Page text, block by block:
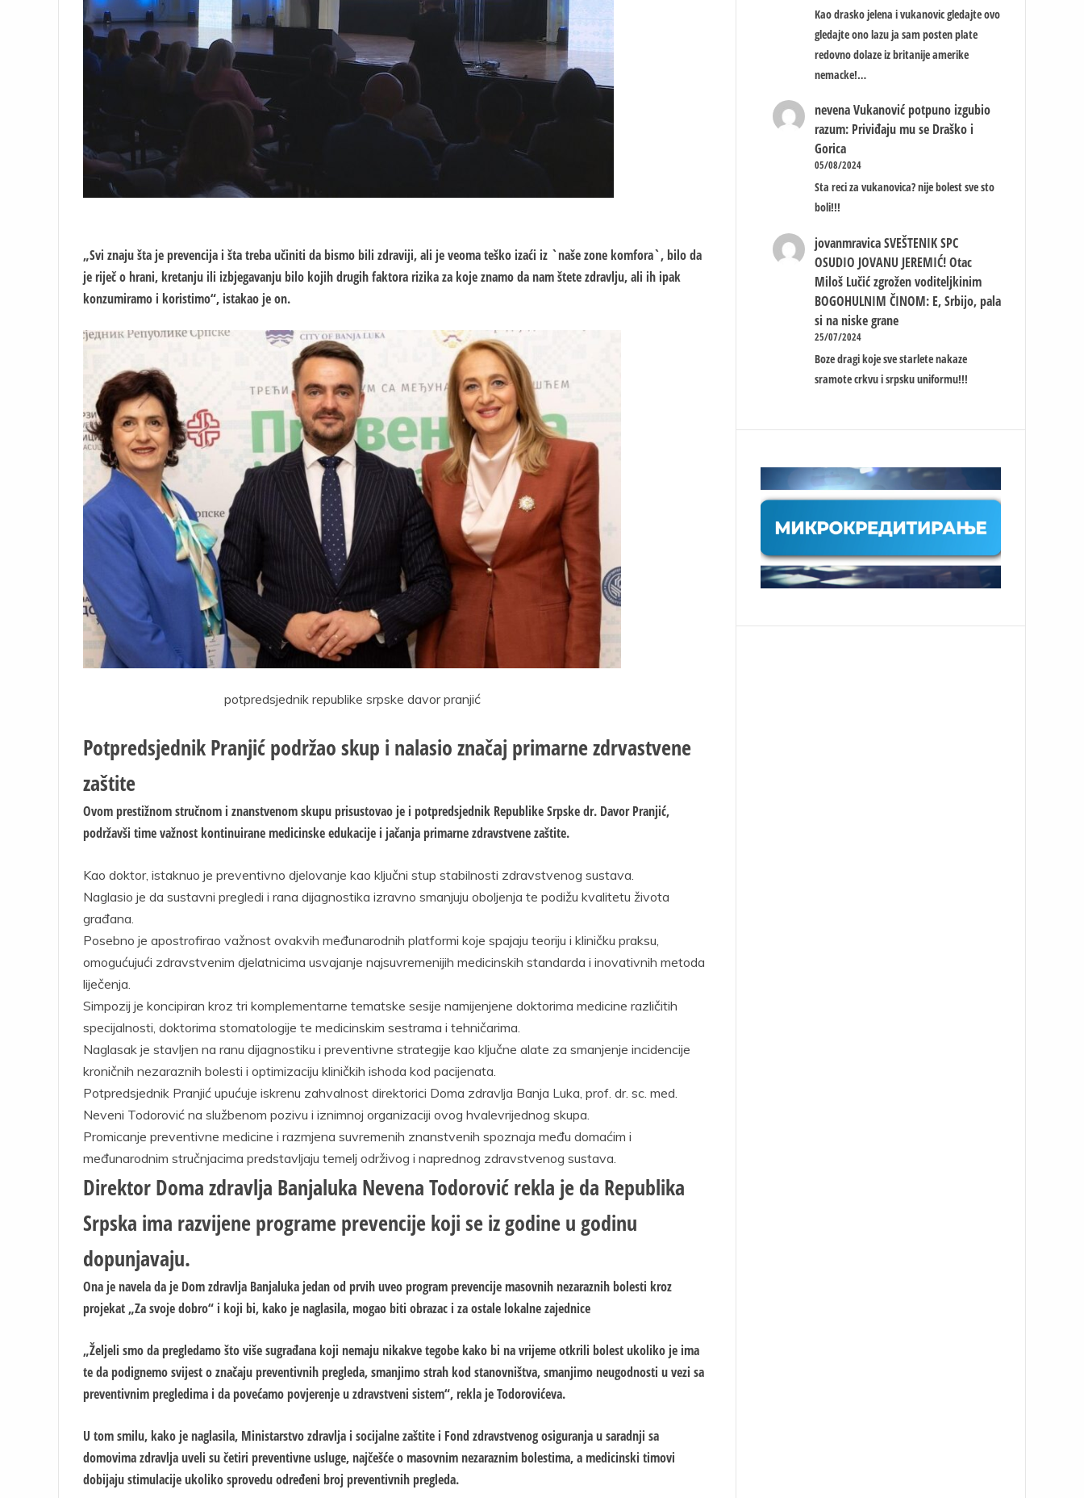
„Svi znaju šta je prevencija i šta treba učiniti da bismo bili zdraviji, ali je veoma teško izaći iz `naše zone komfora`, bilo da
je riječ o hrani, kretanju ili izbjegavanju bilo kojih drugih faktora rizika za koje znamo da nam štete zdravlju, ali ih ipak
konzumiramo i koristimo“, istakao je on.
potpredsjednik republike srpske davor pranjić
Potpredsjednik Pranjić podržao skup i nalasio značaj primarne zdrvastvene
zaštite
Ovom prestižnom stručnom i znanstvenom skupu prisustovao je i potpredsjednik Republike Srpske dr. Davor Pranjić,
podržavši time važnost kontinuirane medicinske edukacije i jačanja primarne zdravstvene zaštite.
Kao doktor, istaknuo je preventivno djelovanje kao ključni stup stabilnosti zdravstvenog sustava.
Naglasio je da sustavni pregledi i rana dijagnostika izravno smanjuju oboljenja te podižu kvalitetu života
građana.
Posebno je apostrofirao važnost ovakvih međunarodnih platformi koje spajaju teoriju i kliničku praksu,
omogućujući zdravstvenim djelatnicima usvajanje najsuvremenijih medicinskih standarda i inovativnih metoda
liječenja.
Simpozij je koncipiran kroz tri komplementarne tematske sesije namijenjene doktorima medicine različitih
specijalnosti, doktorima stomatologije te medicinskim sestrama i tehničarima.
Naglasak je stavljen na ranu dijagnostiku i preventivne strategije kao ključne alate za smanjenje incidencije
kroničnih nezaraznih bolesti i optimizaciju kliničkih ishoda kod pacijenata.
Potpredsjednik Pranjić upućuje iskrenu zahvalnost direktorici Doma zdravlja Banja Luka, prof. dr. sc. med.
Neveni Todorović na službenom pozivu i iznimnoj organizaciji ovog hvalevrijednog skupa.
Promicanje preventivne medicine i razmjena suvremenih znanstvenih spoznaja među domaćim i
međunarodnim stručnjacima predstavljaju temelj održivog i naprednog zdravstvenog sustava.
Direktor Doma zdravlja Banjaluka Nevena Todorović rekla je da Republika
Srpska ima razvijene programe prevencije koji se iz godine u godinu
dopunjavaju.
Ona je navela da je Dom zdravlja Banjaluka jedan od prvih uveo program prevencije masovnih nezaraznih bolesti kroz
projekat „Za svoje dobro“ i koji bi, kako je naglasila, mogao biti obrazac i za ostale lokalne zajednice
„Željeli smo da pregledamo što više sugrađana koji nemaju nikakve tegobe kako bi na vrijeme otkrili bolest ukoliko je ima
te da podignemo svijest o značaju preventivnih pregleda, smanjimo strah kod stanovništva, smanjimo neugodnosti u vezi sa
preventivnim pregledima i da povećamo povjerenje u zdravstveni sistem“, rekla je Todorovićeva.
U tom smilu, kako je naglasila, Ministarstvo zdravlja i socijalne zaštite i Fond zdravstvenog osiguranja u saradnji sa
domovima zdravlja uveli su četiri preventivne usluge, najčešće o masovnim nezaraznim bolestima, a medicinski timovi
dobijaju stimulacije ukoliko sprovedu određeni broj preventivnih pregleda.
Kao drasko jelena i vukanovic gledajte ovo
gledajte ono lazu ja sam posten plate
redovno dolaze iz britanije amerike
nemacke!…
nevena Vukanović potpuno izgubio
razum: Priviđaju mu se Draško i
Gorica
05/08/2024
Sta reci za vukanovica? nije bolest sve sto
boli!!!
jovanmravica SVEŠTENIK SPC
OSUDIO JOVANU JEREMIĆ! Otac
Miloš Lučić zgrožen voditeljkinim
BOGOHULNIM ČINOM: E, Srbijo, pala
si na niske grane
25/07/2024
Boze dragi koje sve starlete nakaze
sramote crkvu i srpsku uniformu!!!